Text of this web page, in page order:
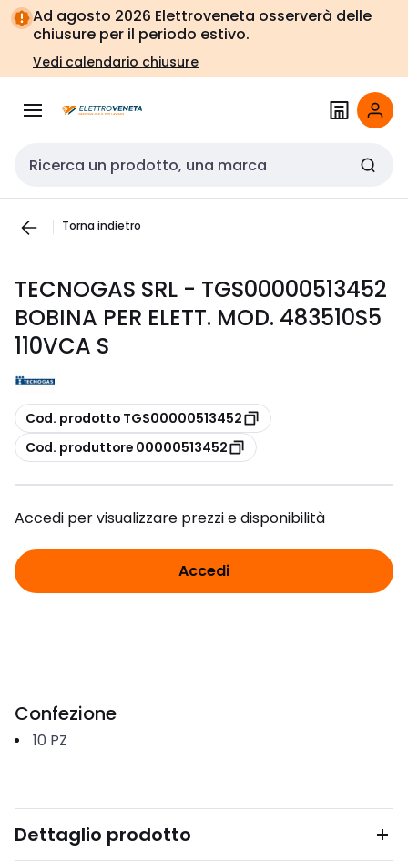
Vai alla
navigazione
Vai
alla
pagina
Ad agosto 2026 Elettroveneta osserverà delle
chiusure per il periodo estivo.
Vedi calendario chiusure
Cerca input
Torna indietro
TECNOGAS SRL - TGS00000513452
BOBINA PER ELETT. MOD. 483510S5
110VCA S
copia
Cod. prodotto TGS00000513452
copia
Cod. produttore 00000513452
Accedi per visualizzare prezzi e disponibilità
Accedi
Confezione
10 PZ
Dettaglio prodotto